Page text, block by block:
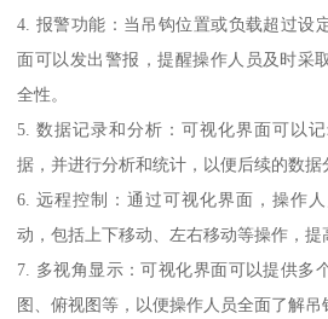
4. 报警功能：当吊钩位置或负载超过设
面可以发出警报，提醒操作人员及时采
全性。
5. 数据记录和分析：可视化界面可以
据，并进行分析和统计，以便后续的数据
6. 远程控制：通过可视化界面，操作
动，包括上下移动、左右移动等操作，提
7. 多视角显示：可视化界面可以提供多
图、俯视图等，以便操作人员全面了解吊